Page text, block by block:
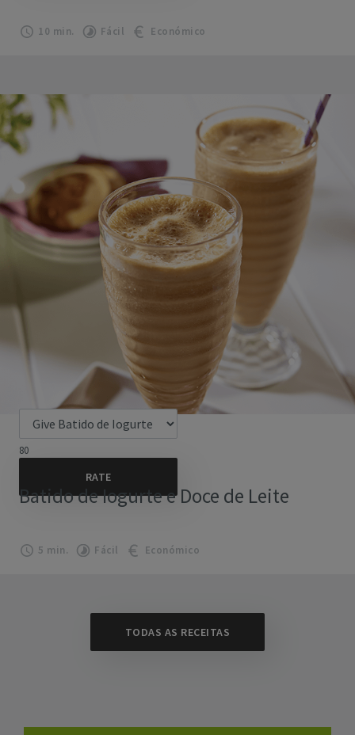
10 min. Fácil Económico
80
Batido de Iogurte e Doce de Leite
5 min. Fácil Económico
TODAS AS RECEITAS